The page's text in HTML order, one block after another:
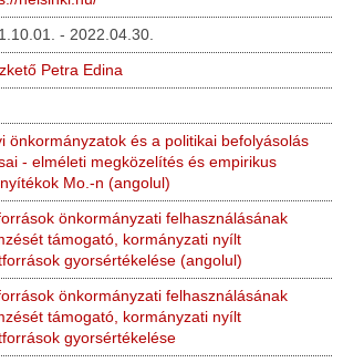
- 2022.04.30.
Petra Edina
önkormányzatok és a politikai befolyásolás
- elméleti megközelítés és empirikus
Mo.-n (angolul)
önkormányzati felhasználásának
támogató, kormányzati nyílt
gyorsértékelése (angolul)
önkormányzati felhasználásának
támogató, kormányzati nyílt
gyorsértékelése